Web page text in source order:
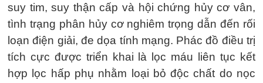
suy tim, suy thận cấp và hội chứng hủy cơ vân,
tình trạng phân hủy cơ nghiêm trọng dẫn đến rối
loạn điện giải, đe dọa tính mạng. Phác đồ điều trị
tích cực được triển khai là lọc máu liên tục kết
hợp lọc hấp phụ nhằm loại bỏ độc chất do nọc